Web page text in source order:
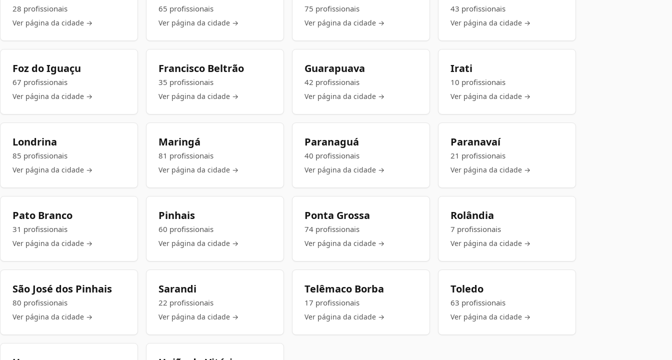
28 profissionais
Ver página da cidade →
65 profissionais
Ver página da cidade →
75 profissionais
Ver página da cidade →
43 profissionais
Ver página da cidade →
Foz do Iguaçu
67 profissionais
Ver página da cidade →
Francisco Beltrão
35 profissionais
Ver página da cidade →
Guarapuava
42 profissionais
Ver página da cidade →
Irati
10 profissionais
Ver página da cidade →
Londrina
85 profissionais
Ver página da cidade →
Maringá
81 profissionais
Ver página da cidade →
Paranaguá
40 profissionais
Ver página da cidade →
Paranavaí
21 profissionais
Ver página da cidade →
Pato Branco
31 profissionais
Ver página da cidade →
Pinhais
60 profissionais
Ver página da cidade →
Ponta Grossa
74 profissionais
Ver página da cidade →
Rolândia
7 profissionais
Ver página da cidade →
São José dos Pinhais
80 profissionais
Ver página da cidade →
Sarandi
22 profissionais
Ver página da cidade →
Telêmaco Borba
17 profissionais
Ver página da cidade →
Toledo
63 profissionais
Ver página da cidade →